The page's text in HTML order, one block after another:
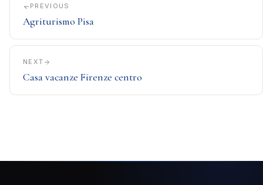
PREVIOUS
Agriturismo Pisa
NEXT
Casa vacanze Firenze centro